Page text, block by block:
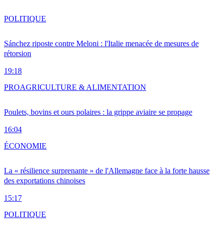
Sánchez riposte contre Meloni : l'Italie menacée de mesures de
rétorsion
19:18
POLITIQUE
Poulets, bovins et ours polaires : la grippe aviaire se propage
16:04
PROAGRICULTURE & ALIMENTATION
La « résilience surprenante » de l'Allemagne face à la forte hausse
des exportations chinoises
15:17
ÉCONOMIE
POLITIQUE